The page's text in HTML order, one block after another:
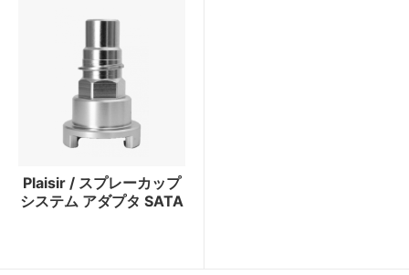
Plaisir / スプレーカップ
システム アダプタ SATA